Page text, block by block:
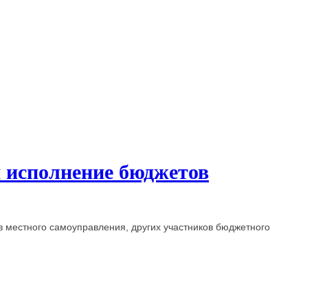
бюджетов
самоуправления, других участников бюджетного